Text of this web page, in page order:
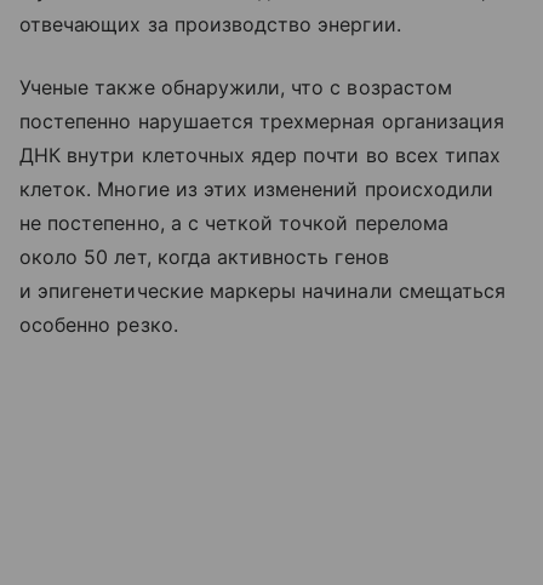
отвечающих за производство энергии.
Ученые также обнаружили, что с возрастом
постепенно нарушается трехмерная организация
ДНК внутри клеточных ядер почти во всех типах
клеток. Многие из этих изменений происходили
не постепенно, а с четкой точкой перелома
около 50 лет, когда активность генов
и эпигенетические маркеры начинали смещаться
особенно резко.